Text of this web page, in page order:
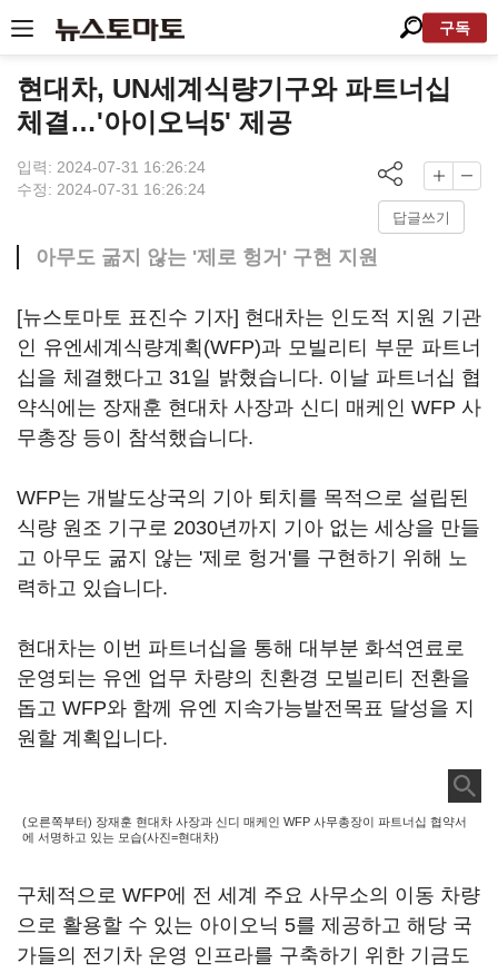
구독
현대차, UN세계식량기구와 파트너십
체결…'아이오닉5' 제공
입력: 2024-07-31 16:26:24
수정: 2024-07-31 16:26:24
답글쓰기
아무도 굶지 않는 '제로 헝거' 구현 지원
[뉴스토마토 표진수 기자] 현대차는 인도적 지원 기관
인 유엔세계식량계획(WFP)과 모빌리티 부문 파트너
십을 체결했다고 31일 밝혔습니다. 이날 파트너십 협
약식에는 장재훈 현대차 사장과 신디 매케인 WFP 사
무총장 등이 참석했습니다.
WFP는 개발도상국의 기아 퇴치를 목적으로 설립된
식량 원조 기구로 2030년까지 기아 없는 세상을 만들
고 아무도 굶지 않는 '제로 헝거'를 구현하기 위해 노
력하고 있습니다.
현대차는 이번 파트너십을 통해 대부분 화석연료로
운영되는 유엔 업무 차량의 친환경 모빌리티 전환을
돕고 WFP와 함께 유엔 지속가능발전목표 달성을 지
원할 계획입니다.
(오른쪽부터) 장재훈 현대차 사장과 신디 매케인 WFP 사무총장이 파트너십 협약서
에 서명하고 있는 모습(사진=현대차)
구체적으로 WFP에 전 세계 주요 사무소의 이동 차량
으로 활용할 수 있는 아이오닉 5를 제공하고 해당 국
가들의 전기차 운영 인프라를 구축하기 위한 기금도